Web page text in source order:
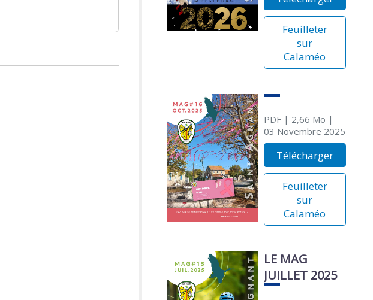
Feuilleter
sur
Calaméo
PDF| 2,66 Mo |
03 Novembre 2025
Télécharger
Feuilleter
sur
Calaméo
LE MAG
JUILLET 2025